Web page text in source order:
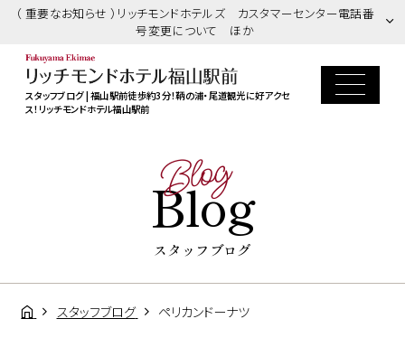
（ 重要なお知らせ ）リッチモンドホテルズ カスタマーセンター電話番
号変更について ほか
スタッフブログ | 福山駅前徒歩約3分！鞆の浦・尾道観光に好アクセ
ス！リッチモンドホテル福山駅前
Blog
Blog
スタッフブログ
スタッフブログ ペリカンドーナツ